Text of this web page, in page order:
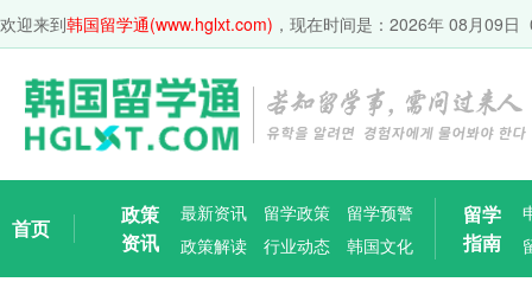
欢迎来到韩国留学通(www.hglxt.com) ，现在时间是： 2026年 08月09日
首页
政策
资讯
最新资讯 留学政策
留学预警
政策解读
行业动态 韩国文化
留学
指南